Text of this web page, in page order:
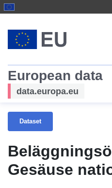
European data
data.europa.eu
Dataset
Gesäuse